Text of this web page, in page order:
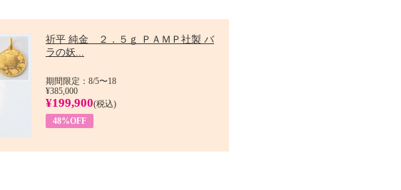
祈平 純金 ２．５ｇ ＰＡＭＰ社製 バ
ラの妖...
期間限定：8/5〜18
¥385,000
¥199,900(税込)
48%OFF